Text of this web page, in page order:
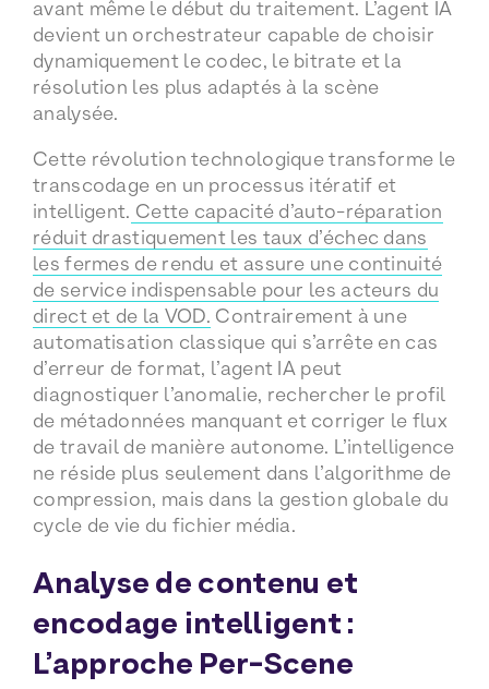
avant même le début du traitement. L’agent IA
devient un orchestrateur capable de choisir
dynamiquement le codec, le bitrate et la
résolution les plus adaptés à la scène
analysée.
Cette révolution technologique transforme le
transcodage en un processus itératif et
intelligent. Cette capacité d’auto-réparation
réduit drastiquement les taux d’échec dans
les fermes de rendu et assure une continuité
de service indispensable pour les acteurs du
direct et de la VOD. Contrairement à une
automatisation classique qui s’arrête en cas
d’erreur de format, l’agent IA peut
diagnostiquer l’anomalie, rechercher le profil
de métadonnées manquant et corriger le flux
de travail de manière autonome. L’intelligence
ne réside plus seulement dans l’algorithme de
compression, mais dans la gestion globale du
cycle de vie du fichier média.
Analyse de contenu et
encodage intelligent :
L’approche Per-Scene